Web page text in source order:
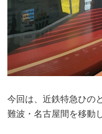
今回は、近鉄特急ひの
難波・名古屋間を移動